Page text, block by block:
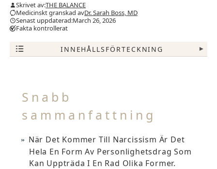
Skrivet av:THE BALANCE
Medicinskt granskad avDr. Sarah Boss, MD
Senast uppdaterad:March 26, 2026
Fakta kontrollerat
INNEHÅLLSFÖRTECKNING ▾
Snabb
sammanfattning
När Det Kommer Till Narcissism Är Det
Hela En Form Av Personlighetsdrag Som
Kan Uppträda I En Rad Olika Former.